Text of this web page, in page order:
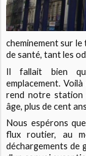
cheminement sur
de santé, tant les
Il fallait bien
emplacement.
rend notre station
âge, plus de cent
Nous espérons
flux routier, au
déchargements de